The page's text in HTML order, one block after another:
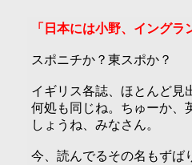
「日本には小野、イング
スポニチか？東スポか？
イギリス各誌、ほとんど見
何処も同じね。ちゅーか、
しょうね、みなさん。
今、読んでるその名もずば